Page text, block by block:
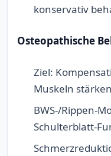
konservativ
Osteopathische
Ziel:
Muskeln
BWS-/Rippen-
Schulterblatt-